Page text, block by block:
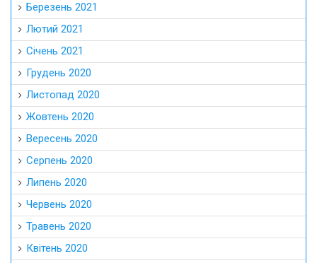
Березень 2021
Лютий 2021
Січень 2021
Грудень 2020
Листопад 2020
Жовтень 2020
Вересень 2020
Серпень 2020
Липень 2020
Червень 2020
Травень 2020
Квітень 2020